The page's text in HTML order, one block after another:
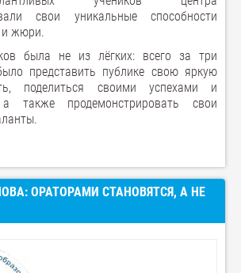
свои уникальные способности
и жюри.
была не из лёгких: всего за три
представить публике свою яркую
поделиться своими успехами и
также продемонстрировать свои
ОРАТОРАМИ СТАНОВЯТСЯ, А НЕ